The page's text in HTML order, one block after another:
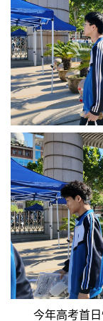
今年高考首日